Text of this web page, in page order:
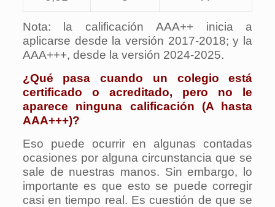
Nota: la calificación AAA++ inicia a
aplicarse desde la versión 2017-2018; y la
AAA+++, desde la versión 2024-2025.
¿Qué pasa cuando un colegio está
certificado o acreditado, pero no le
aparece ninguna calificación (A hasta
AAA+++)?
Eso puede ocurrir en algunas contadas
ocasiones por alguna circunstancia que se
sale de nuestras manos. Sin embargo, lo
importante es que esto se puede corregir
casi en tiempo real. Es cuestión de que se